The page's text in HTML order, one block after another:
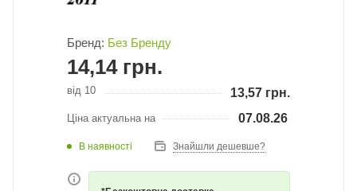
Бренд: Без Бренду
14,14грн.
від 10 13,57 грн.
Ціна актуальна на 07.08.26
В наявності Знайшли дешевше?